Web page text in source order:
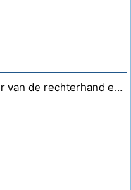
Wat betekent het als de middelvinger van de rechterhand erg jeukt?